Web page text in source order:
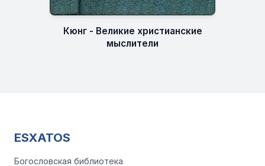
Кюнг - Великие христианские
мыслители
ESXATOS
Богословская библиотека